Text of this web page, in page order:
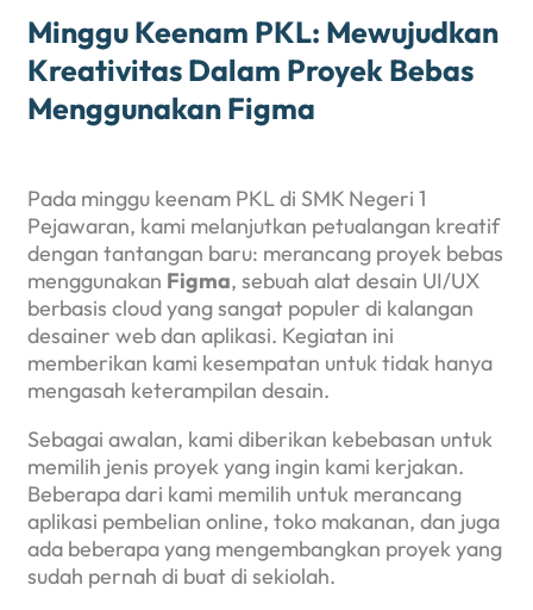
Minggu Keenam PKL: Mewujudkan
Kreativitas Dalam Proyek Bebas
Menggunakan Figma
Pada minggu keenam PKL di SMK Negeri 1
Pejawaran, kami melanjutkan petualangan kreatif
dengan tantangan baru: merancang proyek bebas
menggunakan Figma, sebuah alat desain UI/UX
berbasis cloud yang sangat populer di kalangan
desainer web dan aplikasi. Kegiatan ini
memberikan kami kesempatan untuk tidak hanya
mengasah keterampilan desain.
Sebagai awalan, kami diberikan kebebasan untuk
memilih jenis proyek yang ingin kami kerjakan.
Beberapa dari kami memilih untuk merancang
aplikasi pembelian online, toko makanan, dan juga
ada beberapa yang mengembangkan proyek yang
sudah pernah di buat di sekiolah.